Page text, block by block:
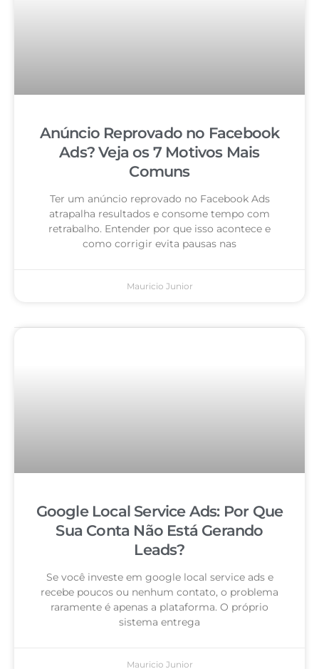
Anúncio Reprovado no Facebook
Ads? Veja os 7 Motivos Mais
Comuns
Ter um anúncio reprovado no Facebook Ads
atrapalha resultados e consome tempo com
retrabalho. Entender por que isso acontece e
como corrigir evita pausas nas
Mauricio Junior
Google Local Service Ads: Por Que
Sua Conta Não Está Gerando
Leads?
Se você investe em google local service ads e
recebe poucos ou nenhum contato, o problema
raramente é apenas a plataforma. O próprio
sistema entrega
Mauricio Junior